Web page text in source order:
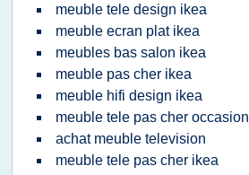
meuble tele design ikea
meuble ecran plat ikea
meubles bas salon ikea
meuble pas cher ikea
meuble hifi design ikea
meuble tele pas cher occasion
achat meuble television
meuble tele pas cher ikea